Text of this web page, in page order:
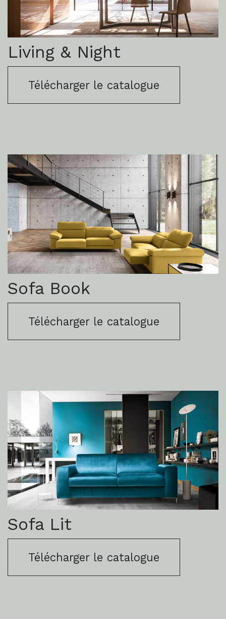
Living & Night
Télécharger le catalogue
Sofa Book
Télécharger le catalogue
Sofa Lit
Télécharger le catalogue